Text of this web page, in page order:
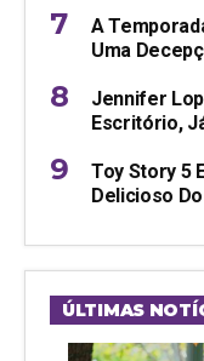
A
Uma
Jennifer
Escritório,
Toy Story 5
Delicioso
ÚLTIMAS